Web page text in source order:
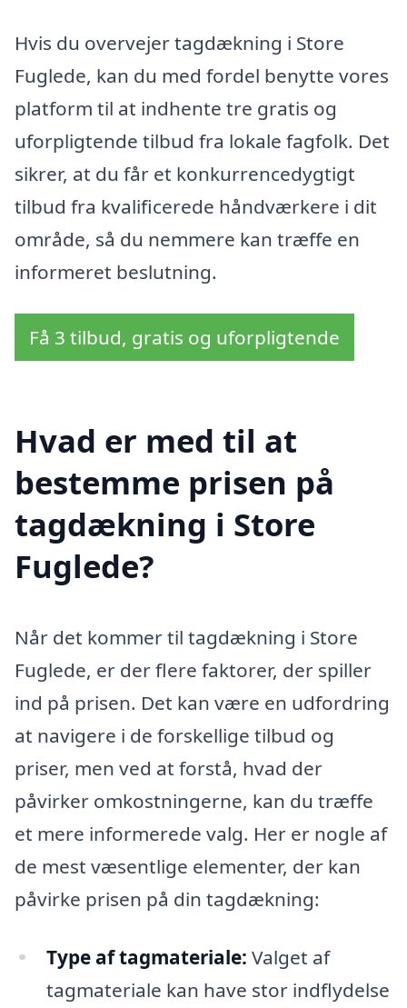
Hvis du overvejer tagdækning i Store
Fuglede, kan du med fordel benytte vores
platform til at indhente tre gratis og
uforpligtende tilbud fra lokale fagfolk. Det
sikrer, at du får et konkurrencedygtigt
tilbud fra kvalificerede håndværkere i dit
område, så du nemmere kan træffe en
informeret beslutning.
Få 3 tilbud, gratis og uforpligtende
Hvad er med til at
bestemme prisen på
tagdækning i Store
Fuglede?
Når det kommer til tagdækning i Store
Fuglede, er der flere faktorer, der spiller
ind på prisen. Det kan være en udfordring
at navigere i de forskellige tilbud og
priser, men ved at forstå, hvad der
påvirker omkostningerne, kan du træffe
et mere informerede valg. Her er nogle af
de mest væsentlige elementer, der kan
påvirke prisen på din tagdækning:
Type af tagmateriale: Valget af
tagmateriale kan have stor indflydelse